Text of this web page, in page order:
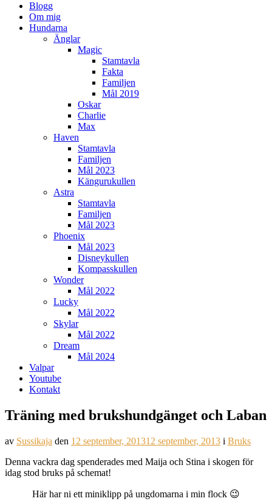
Freestylehundar.se
Blogg
Om mig
Hundarna
Änglar
Magic
Stamtavla
Fakta
Familjen
Mål 2019
Oskar
Charlie
Max
Haven
Stamtavla
Familjen
Mål 2023
Kängurukullen
Astra
Stamtavla
Familjen
Mål 2023
Phoenix
Mål 2023
Disneykullen
Kompasskullen
Wonder
Mål 2022
Lucky
Mål 2022
Skylar
Mål 2022
Dream
Mål 2024
Valpar
Youtube
Kontakt
Träning med brukshundgänget och Laban
av Sussikaja den 12 september, 201312 september, 2013 i Bruks
Denna vackra dag spenderades med Maija och Stina i skogen för
idag stod bruks på schemat!
Här har ni ett miniklipp på ungdomarna i min flock 😉